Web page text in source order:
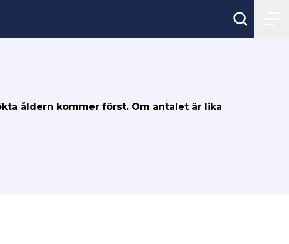
åldern kommer först. Om antalet är lika